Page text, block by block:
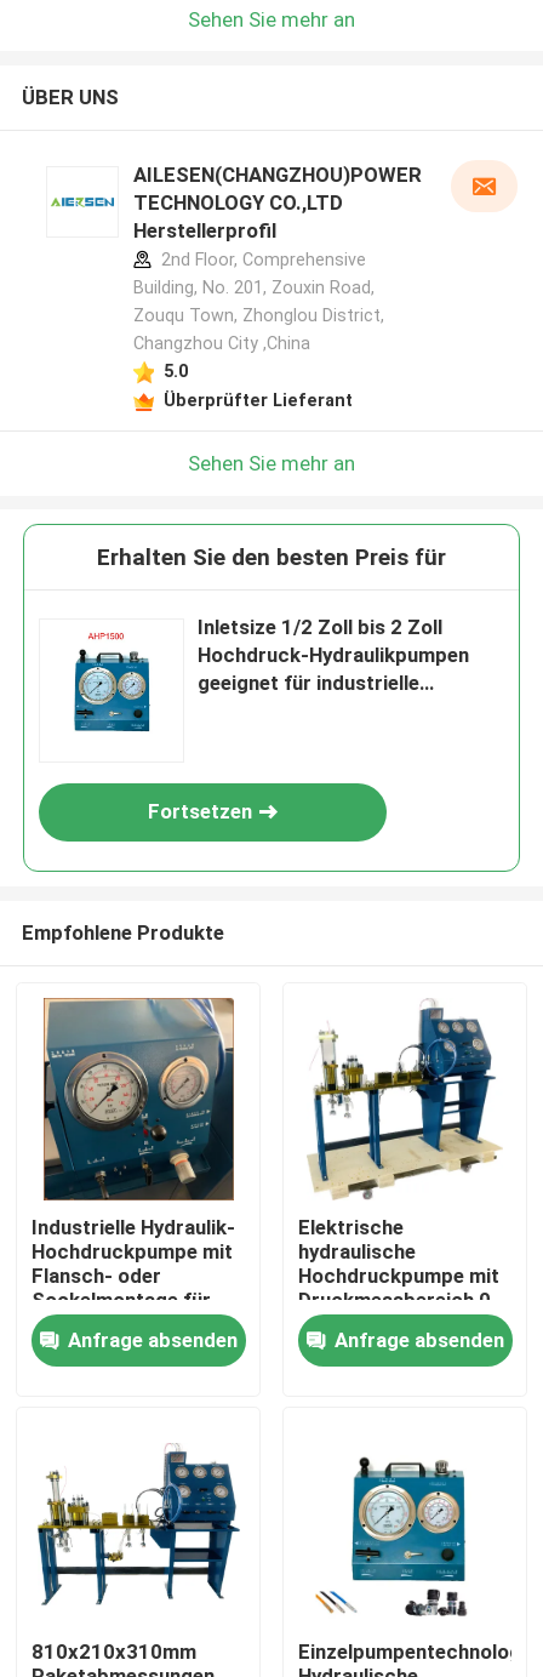
Zu Hause
Produkte
Videos
Sehen Sie mehr an
ÜBER UNS
AILESEN(CHANGZHOU)POWER
TECHNOLOGY CO.,LTD
Herstellerprofil
2nd Floor, Comprehensive
Building, No. 201, Zouxin Road,
Zouqu Town, Zhonglou District,
Changzhou City ,China
5.0
Überprüfter Lieferant
Sehen Sie mehr an
Erhalten Sie den besten Preis für
Inletsize 1/2 Zoll bis 2 Zoll
Hochdruck-Hydraulikpumpen
geeignet für industrielle
Fortsetzen
Empfohlene Produkte
Industrielle Hydraulik-
Hochdruckpumpe mit
Flansch- oder
Sockelmontage für
den industriellen
BetriebAnfrage absenden
Elektrische
hydraulische
Hochdruckpumpe mit
Druckmessbereich 0-
3000Bar Optimiert für
hydraulische
Pumpensysteme
Anfrage absenden
810x210x310mm
Einzelpumpentechnologie